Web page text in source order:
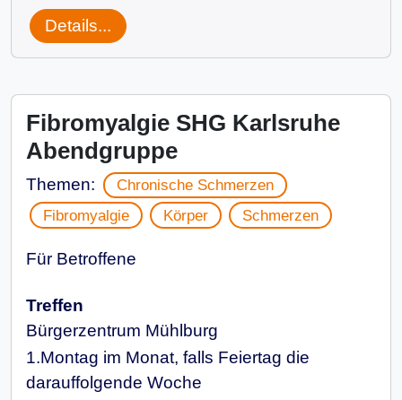
Details...
Fibromyalgie SHG Karlsruhe
Abendgruppe
Themen:
Chronische Schmerzen
Fibromyalgie
Körper Schmerzen
Für Betroffene
Treffen
Bürgerzentrum Mühlburg
1.Montag im Monat, falls Feiertag die
darauffolgende Woche